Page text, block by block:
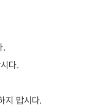
.
다.
지 맙시다.